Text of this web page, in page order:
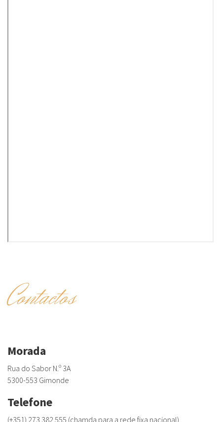
Contactos
Morada
Rua do Sabor N.º 3A
5300-553 Gimonde
Telefone
(+351) 273 382 555 (chamda para a rede fixa nacional)